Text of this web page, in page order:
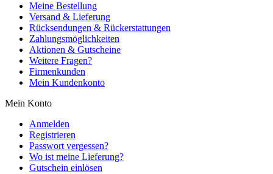
Meine Bestellung
Versand & Lieferung
Rücksendungen & Rückerstattungen
Zahlungsmöglichkeiten
Aktionen & Gutscheine
Weitere Fragen?
Firmenkunden
Mein Kundenkonto
Mein Konto
Anmelden
Registrieren
Passwort vergessen?
Wo ist meine Lieferung?
Gutschein einlösen